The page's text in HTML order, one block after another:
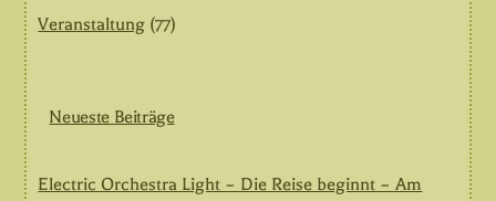
Veranstaltung (77)
Neueste Beiträge
Electric Orchestra Light – Die Reise beginnt – Am